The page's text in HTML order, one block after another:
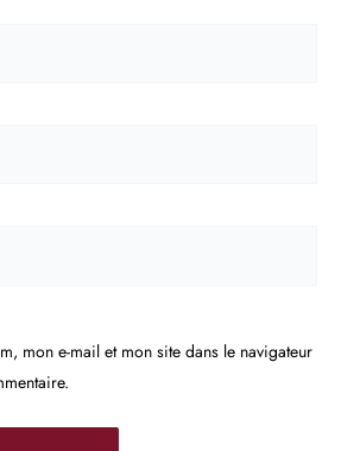
mon e-mail et mon site dans le navigateur